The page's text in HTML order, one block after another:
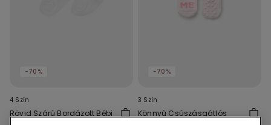
-70%
4 Szín
Rövid Szárú Bordázott Bébi
-70%
3 Szín
Könnyű Csúszásgátlós